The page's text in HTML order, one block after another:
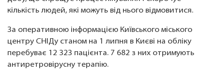
кількість людей, які можуть від нього відмовитися.
За оперативною інформацією Київського міського
центру СНІДу станом на 1 липня в Києві на обліку
перебуває 12 323 пацієнта. 7 682 з них отримують
антиретровірусну терапію.